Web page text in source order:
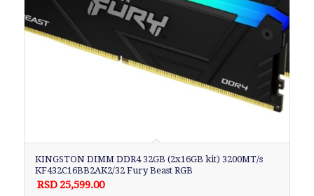
KINGSTON DIMM DDR4 32GB (2x16GB kit) 3200MT/s
KF432C16BB2AK2/32 Fury Beast RGB
RSD 25,599.00